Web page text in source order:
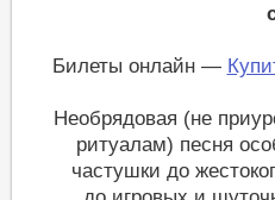
Билеты онлайн —
Необрядовая (не
ритуалам) песня
частушки до